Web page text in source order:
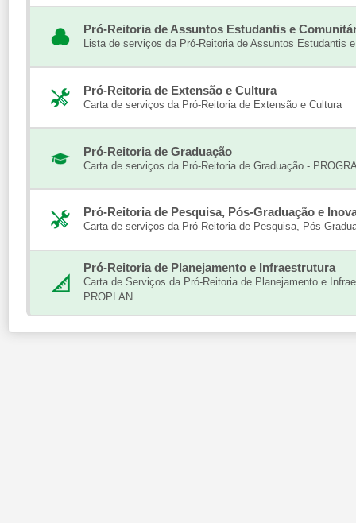
Pró-Reitoria de Assuntos Estudantis e
Lista de serviços da Pró-Reitoria de Assuntos Estudantis
Pró-Reitoria de Extensão e Cultura
Carta de serviços da Pró-Reitoria de Extensão e Cultura
Pró-Reitoria de Graduação
Carta de serviços da Pró-Reitoria de Graduação -
Pró-Reitoria de Pesquisa, Pós-Graduação e
Carta de serviços da Pró-Reitoria de Pesquisa, Pós-
Pró-Reitoria de Planejamento e Infraestrutura
Carta de Serviços da Pró-Reitoria de Planejamento e
PROPLAN.